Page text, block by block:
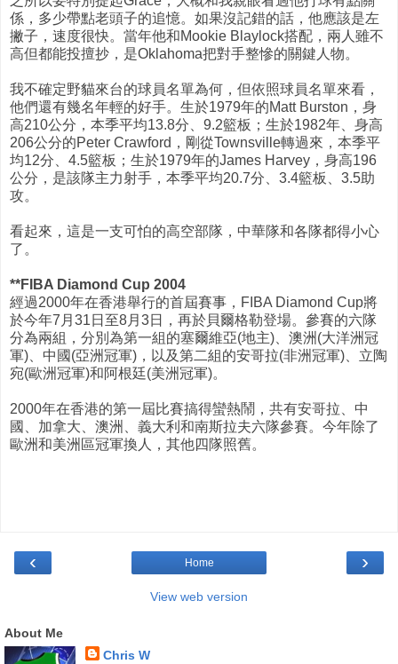
係，多少帶點老頭子的追憶。如果沒記錯的話，他應該是左
撇子，速度很快。當年他和Mookie Blaylock搭配，兩人雖不
高但都能投擅抄，是Oklahoma把對手整慘的關鍵人物。
我不確定野貓來台的球員名單為何，但依照球員名單來看，
他們還有幾名年輕的好手。生於1979年的Matt Burston，身
高210公分，本季平均13.8分、9.2籃板；生於1982年、身高
206公分的Peter Crawford，剛從Townsville轉過來，本季平
均12分、4.5籃板；生於1979年的James Harvey，身高196
公分，是該隊主力射手，本季平均20.7分、3.4籃板、3.5助
攻。
看起來，這是一支可怕的高空部隊，中華隊和各隊都得小心
了。
**FIBA Diamond Cup 2004
經過2000年在香港舉行的首屆賽事，FIBA Diamond Cup將
於今年7月31日至8月3日，再於貝爾格勒登場。參賽的六隊
分為兩組，分別為第一組的塞爾維亞(地主)、澳洲(大洋洲冠
軍)、中國(亞洲冠軍)，以及第二組的安哥拉(非洲冠軍)、立陶
宛(歐洲冠軍)和阿根廷(美洲冠軍)。
2000年在香港的第一屆比賽搞得蠻熱鬧，共有安哥拉、中
國、加拿大、澳洲、義大利和南斯拉夫六隊參賽。今年除了
歐洲和美洲區冠軍換人，其他四隊照舊。
‹ ›
Home
View web version
About Me
Chris W